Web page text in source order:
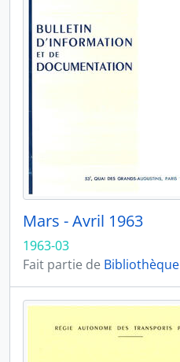
Mars - Avril 1963
1963-03
Fait partie de Bibliothèque